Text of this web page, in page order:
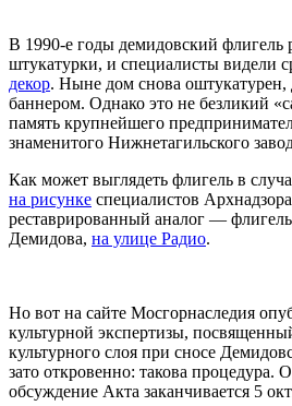
В 1990-е годы демидовский флигель
штукатурки, и специалисты видели
декор. Ныне дом снова оштукатурен,
баннером. Однако это не безликий
память крупнейшего
знаменитого Нижнетагильского
Как может выглядеть флигель в
на рисунке специалистов Арх
реставрированный аналог —
Демидова, на улице Радио.
Но вот на сайте Мосгорнаследия
культурной экспертизы,
культурного слоя при сносе
зато откровенно: такова процедура.
обсуждение Акта заканчивается 5